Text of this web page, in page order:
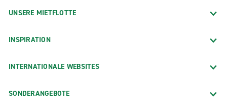
UNSERE MIETFLOTTE
INSPIRATION
INTERNATIONALE WEBSITES
SONDERANGEBOTE